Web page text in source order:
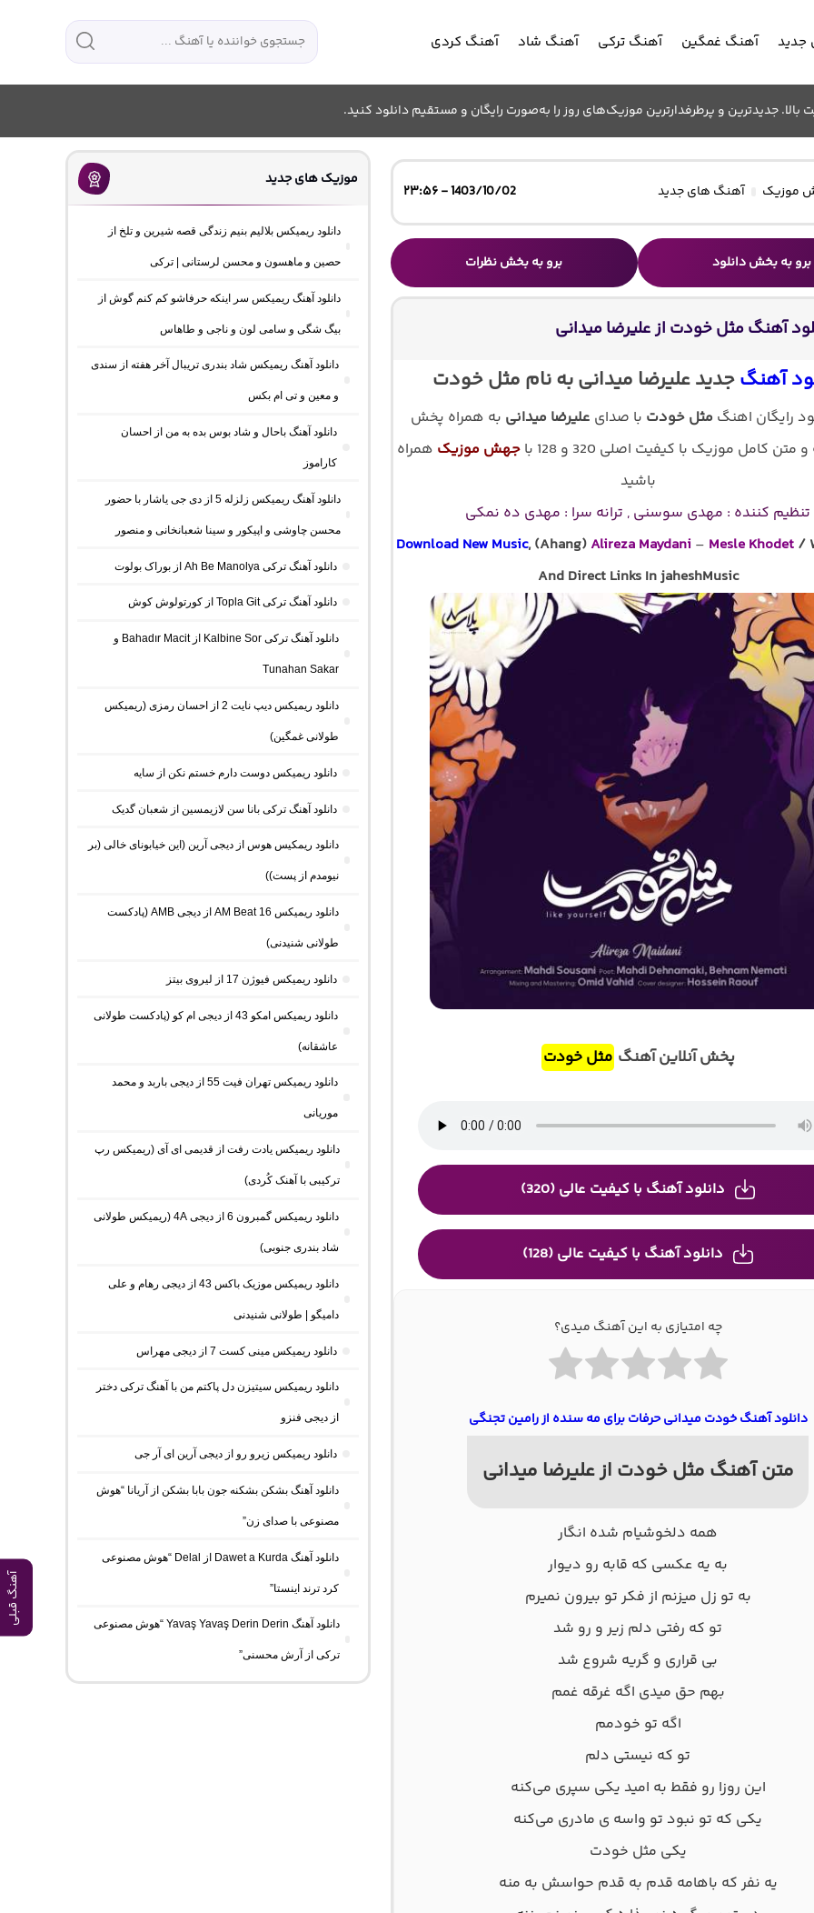
آهنگ قبلی
جدید آهنگ غمگین آهنگ ترکی آهنگ شاد آهنگ کردی
جدیدترین و پرطرفدارترین موزیک‌های روز را به‌صورت رایگان و مستقیم دانلود کنید.
موزیک آهنگ های جدید 1403/10/02 - ۲۳:۵۶
برو به بخش دانلود برو به بخش نظرات
آهنگ مثل خودت از علیرضا میدانی
آهنگجدید علیرضا میدانی به نام مثل خودت
رایگان اهنگمثل خودت با صدای علیرضا میدانی به همراه پخش
متن کامل موزیک با کیفیت اصلی 320 و 128 با
جهش موزیک همراه
باشید
تنظیم کننده : مهدی سوسنی , ترانه سرا : مهدی ده نمکی
Download New Music, (Ahang) Alireza Maydani – Mesle Khodet /
And Direct Links In jaheshMusic
پخش آنلاین آهنگ مثل خودت
دانلود آهنگ با کیفیت عالی (320)
دانلود آهنگ با کیفیت عالی (128)
چه امتیازی به این آهنگ میدی؟
دانلود آهنگ خودت میدانی حرفات برای مه سنده از رامین تجنگی
متن آهنگ مثل خودت از علیرضا میدانی
همه دلخوشیام شده انگار
به یه عکسی که قابه رو دیوار
به تو زل میزنم از فکر تو بیرون نمیرم
تو که رفتی دلم زیر و رو شد
بی قراری و گریه شروع شد
بهم حق میدی اگه غرقه غمم
اگه تو خودمم
تو که نیستی دلم
این روزا رو فقط به امید یکی سپری می‌کنه
یکی که تو نبود تو واسه ی مادری می‌کنه
یکی مثل خودت
یه نفر که باهامه قدم به قدم حواسش به منه
موزیک های جدید
دانلود ریمیکس بلالیم بنیم زندگی قصه شیرین و تلخ از
حصین و ماهسون و محسن لرستانی | ترکی
دانلود آهنگ ریمیکس سر اینکه حرفاشو کم کنم گوش از
بیگ شگی و سامی لون و ناجی و طاهاس
دانلود آهنگ ریمیکس شاد بندری تریبال آخر هفته از سندی
و معین و تی ام بکس
دانلود آهنگ باحال و شاد بوس بده به من از احسان
کاراموز
دانلود آهنگ ریمیکس زلزله 5 از دی جی یاشار با حضور
محسن چاوشی و اپیکور و سینا شعبانخانی و منصور
دانلود آهنگ ترکی Ah Be Manolya از بوراک بولوت
دانلود آهنگ ترکی Topla Git از کورتولوش کوش
دانلود آهنگ ترکی Kalbine Sor از Bahadır Macit و
Tunahan Sakar
دانلود ریمیکس دیپ نایت 2 از احسان رمزی (ریمیکس
طولانی غمگین)
دانلود ریمیکس دوست دارم خستم نکن از سایه
دانلود آهنگ ترکی بانا سن لازیمسین از شعبان گدیک
دانلود ریمکیس هوس از دیجی آرین (این خیابونای خالی (بر
نیومدم از پست))
دانلود ریمیکس AM Beat 16 از دیجی AMB (پادکست
طولانی شنیدنی)
دانلود ریمیکس فیوژن 17 از لیروی بیتز
دانلود ریمیکس امکو 43 از دیجی ام کو (پادکست طولانی
عاشقانه)
دانلود ریمیکس تهران فیت 55 از دیجی باربد و محمد
موریانی
دانلود ریمیکس یادت رفت از قدیمی ای آی (ریمیکس رپ
ترکیبی با آهنک کُردی)
دانلود ریمیکس گمبرون 6 از دیجی 4A (ریمیکس طولانی
شاد بندری جنوبی)
دانلود ریمیکس موزیک باکس 43 از دیجی رهام و علی
دامیگو | طولانی شنیدنی
دانلود ریمیکس مینی کست 7 از دیجی مهراس
دانلود ریمیکس سیتیزن دل پاکتم من با آهنگ ترکی دختر
از دیجی فنزو
دانلود ریمیکس زیرو رو از دیجی آرین ای آر جی
دانلود آهنگ بشکن بشکنه جون بابا بشکن از آریانا “هوش
مصنوعی با صدای زن”
دانلود آهنگ Dawet a Kurda از Delal “هوش مصنوعی
کرد ترند اینستا”
دانلود آهنگ Yavaş Yavaş Derin Derin “هوش مصنوعی
ترکی از آرش محسنی”